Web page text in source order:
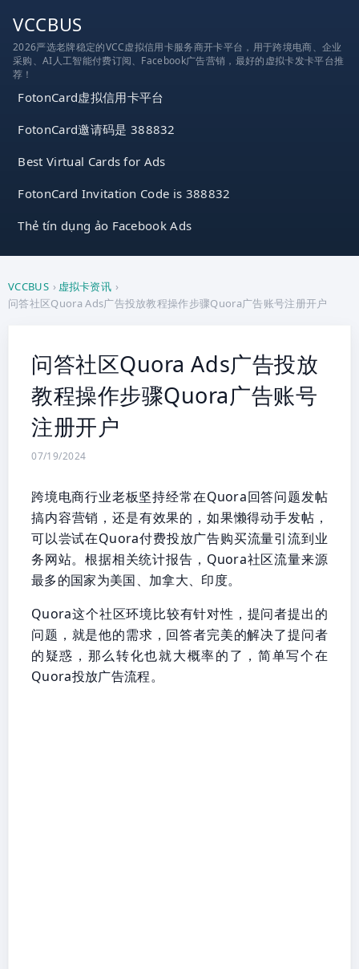
VCCBUS
2026严选老牌稳定的VCC虚拟信用卡服务商开卡平台，用于跨境电商、企业
采购、AI人工智能付费订阅、Facebook广告营销，最好的虚拟卡发卡平台推
荐！
FotonCard虚拟信用卡平台
FotonCard邀请码是 388832
Best Virtual Cards for Ads
FotonCard Invitation Code is 388832
Thẻ tín dụng ảo Facebook Ads
VCCBUS › 虚拟卡资讯 ›
问答社区Quora Ads广告投放教程操作步骤Quora广告账号注册开户
问答社区Quora Ads广告投放
教程操作步骤Quora广告账号
注册开户
07/19/2024
跨境电商行业老板坚持经常在Quora回答问题发帖
搞内容营销，还是有效果的，如果懒得动手发帖，
可以尝试在Quora付费投放广告购买流量引流到业
务网站。根据相关统计报告，Quora社区流量来源
最多的国家为美国、加拿大、印度。
Quora这个社区环境比较有针对性，提问者提出的
问题，就是他的需求，回答者完美的解决了提问者
的疑惑，那么转化也就大概率的了，简单写个在
Quora投放广告流程。